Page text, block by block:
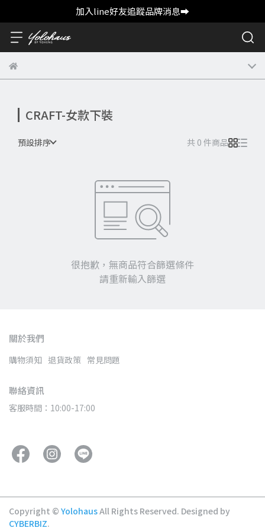
加入line好友追蹤品牌消息➡️
CRAFT-女款下裝
預設排序 共 0 件商品
很抱歉，無商品符合篩選條件
請重新輸入篩選
關於我們
購物須知 退貨政策 常見問題
聯絡資訊
客服時間：10:00-17:00
Copyright © YolohausAll Rights Reserved. Designed by
CYBERBIZ.